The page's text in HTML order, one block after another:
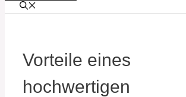
Vorteile eines
hochwertigen